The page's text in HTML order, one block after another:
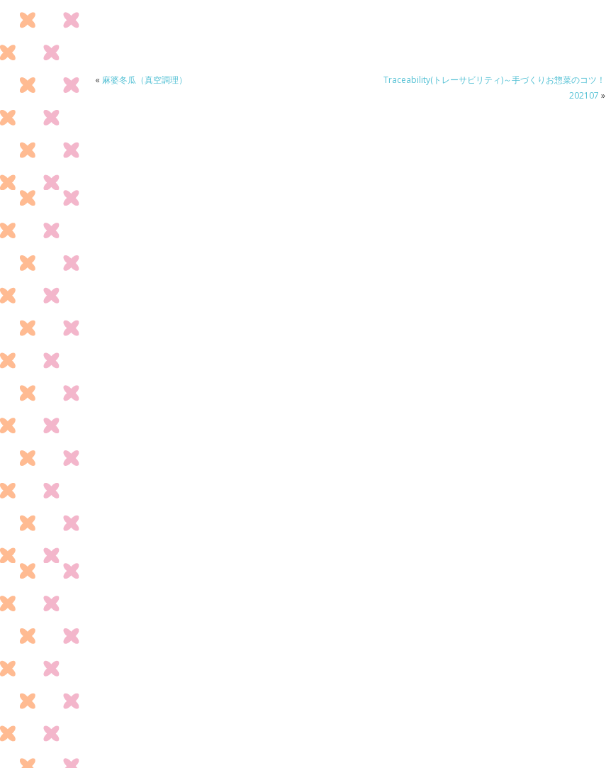
o
« 麻婆冬瓜（真空調理）
Traceability(トレーサビリティ)～手づくりお惣菜のコツ！
202107 »